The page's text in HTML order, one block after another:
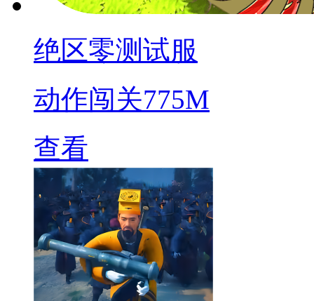
绝区零测试服
动作闯关775M
查看